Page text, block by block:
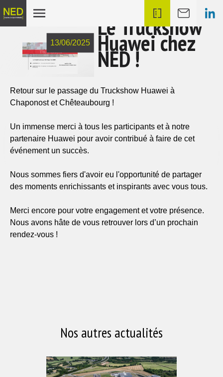
Le Truckshow
Huawei chez
NED !
13/06/2025
Retour sur le passage du Truckshow Huawei à
Chaponost et Chêteaubourg !
Un immense merci à tous les participants et à notre
partenaire Huawei pour avoir contribué à faire de cet
événement un succès.
Nous sommes fiers d'avoir eu l'opportunité de partager
des moments enrichissants et inspirants avec vous tous.
Merci encore pour votre engagement et votre présence.
Nous avons hâte de vous retrouver lors d’un prochain
rendez-vous !
Nos autres actualités